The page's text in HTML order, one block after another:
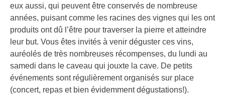
eux aussi, qui peuvent être conservés de nombreuse
années, puisant comme les racines des vignes qui les ont
produits ont dû l’être pour traverser la pierre et atteindre
leur but. Vous êtes invités à venir déguster ces vins,
auréolés de très nombreuses récompenses, du lundi au
samedi dans le caveau qui jouxte la cave. De petits
événements sont régulièrement organisés sur place
(concert, repas et bien évidemment dégustations!).